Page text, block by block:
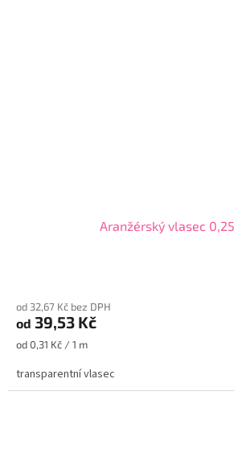
Aranžérský vlasec
od 32,67 Kč bez DPH
od 39,53 Kč
Měrná
od 0,31 Kč / 1 m
transparentní vlasec